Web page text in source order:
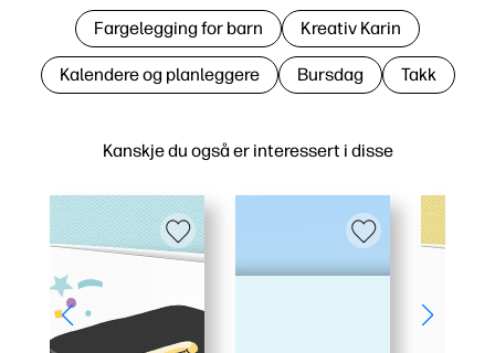
Kanskje du også er interessert i disse
Fargelegging for barn Kreativ Karin
Kalendere og planleggere Bursdag Takk